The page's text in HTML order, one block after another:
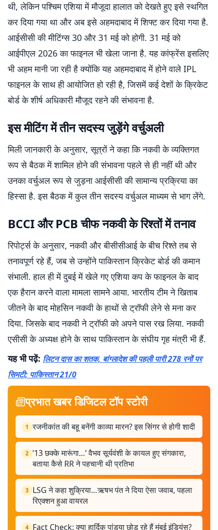
थी, लेकिन पश्चिम एशिया में मौजूदा हालात को देखते हुए इसे स्थगित
कर दिया गया था और अब इसे अहमदाबाद में शिफ्ट कर दिया गया है.
आईसीसी की मीटिंग्स 30 और 31 मई को होगी. 31 मई को
आईपीएल 2026 का फाइनल भी खेला जाना है. यह कांफ्रेंस इसलिए
भी अहम मानी जा रही है क्योंकि यह अहमदाबाद में होने वाले IPL
फाइनल के साथ ही आयोजित हो रही है, जिसमें कई देशों के क्रिकेट
बोर्ड के शीर्ष अधिकारी मौजूद रहने की संभावना है.
इस मीटिंग में तीन सदस्य जुड़ेंगे वर्चुअली
मिली जानकारी के अनुसार, सूत्रों ने कहा कि नकवी के व्यक्तिगत
रूप से बैठक में शामिल होने की संभावना पहले से ही नहीं थी और
उनका वर्चुअल रूप से जुड़ना आईसीसी की सामान्य प्रक्रिया का
हिस्सा है. इस बैठक में कुल तीन सदस्य वर्चुअल माध्यम से भाग लेंगे.
BCCI और PCB चीफ नकवी के रिश्तों में तनाव
रिपोर्ट्स के अनुसार, नकवी और बीसीसीआई के बीच रिश्ते तब से
तनावपूर्ण रहे हैं, जब से उन्होंने पाकिस्तान क्रिकेट बोर्ड की कमान
संभाली. हाल ही में दुबई में खेले गए एशिया कप के फाइनल के बाद
एक हैरान करने वाला मामला सामने आया. भारतीय टीम ने खिताब
जीतने के बाद मोहसिन नकवी के हाथों से ट्रॉफी लेने से मना कर
दिया. जिसके बाद नकवी ने ट्रॉफी को अपने पास रख लिया. नकवी
एसीसी के अध्यक्ष होने के साथ पाकिस्तान के संघीय गृह मंत्री भी हैं.
यह भी पढ़ें: लिटन दास का शतक, बांग्लादेश की पहली पारी 278 रनों पर
सिमटी; पाकिस्तान 21/0
प्रभात खबर डिजिटल टॉप स्टोरी
1 रजनीकांत की बहू बनेंगी काव्या मारन? इस सिंगर से होगी शादी
2 ’13 छक्के मारूंगा…’ वैभव सूर्यवंशी के कायल हुए संगकारा,
बताया कैसे RR ने पहचानी थी प्रतिभा
3 LSG ने कहा शुक्रिया…ऋषभ पंत ने दिया ऐसा जवाब, पहला
रिएक्शन हुआ वायरल
4 Fact Check: क्या हार्दिक पांड्या छोड़ रहे हैं मुंबई इंडियंस?